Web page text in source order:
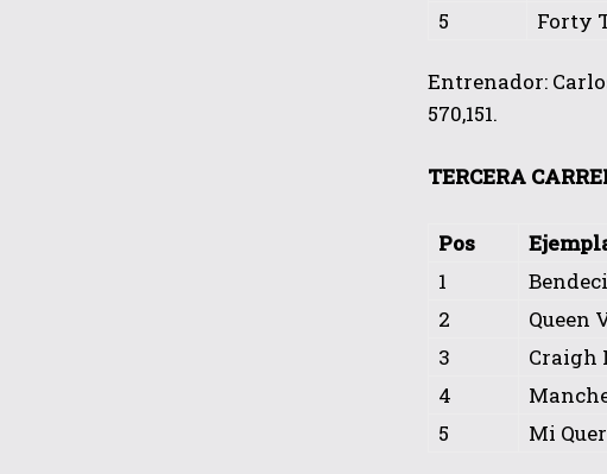
5
Forty
Entrenador:
570,151.
TERCERA
Pos
1
2
Queen
3
Craigh
4
5
Mi